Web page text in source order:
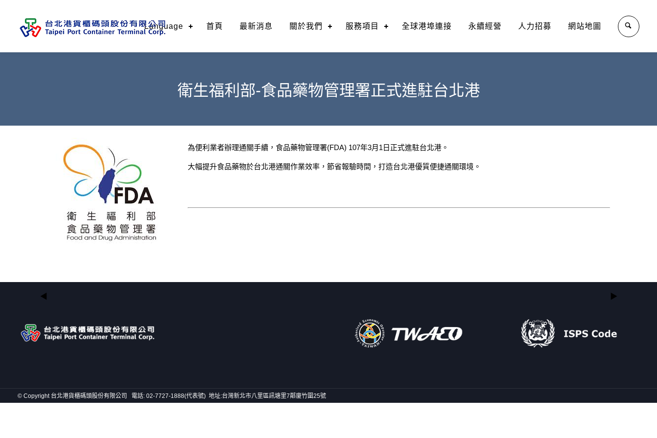
Language 首頁 最新消息 關於我們 服務項目 全球港埠連接 永續經營 人力招募 網站地圖
衛生福利部-食品藥物管理署正式進駐台北港
為便利業者辦理通關手續，食品藥物管理署(FDA) 107年3月1日正式進駐台北港。
大幅提升食品藥物於台北港通關作業效率，節省報驗時間，打造台北港優質便捷通關環境。
Next Post →
© Copyright 台北港貨櫃碼頭股份有限公司 電話: 02-7727-1888(代表號) 地址:台灣新北市八里區訊塘里7鄰廈竹圍25號